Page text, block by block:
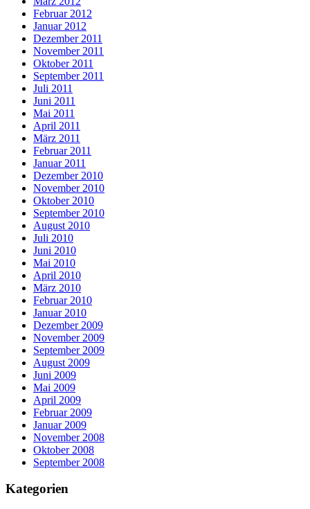
Februar 2012
Januar 2012
Dezember 2011
November 2011
Oktober 2011
September 2011
Juli 2011
Juni 2011
Mai 2011
April 2011
März 2011
Februar 2011
Januar 2011
Dezember 2010
November 2010
Oktober 2010
September 2010
August 2010
Juli 2010
Juni 2010
Mai 2010
April 2010
März 2010
Februar 2010
Januar 2010
Dezember 2009
November 2009
September 2009
August 2009
Juni 2009
Mai 2009
April 2009
Februar 2009
Januar 2009
November 2008
Oktober 2008
September 2008
Kategorien